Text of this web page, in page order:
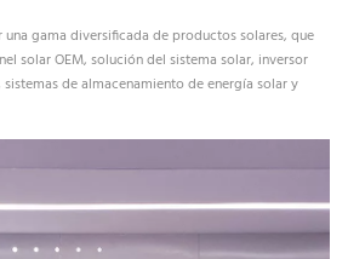
gama diversificada de productos solares, que
solar OEM, solución del sistema solar, inversor
de almacenamiento de energía solar y